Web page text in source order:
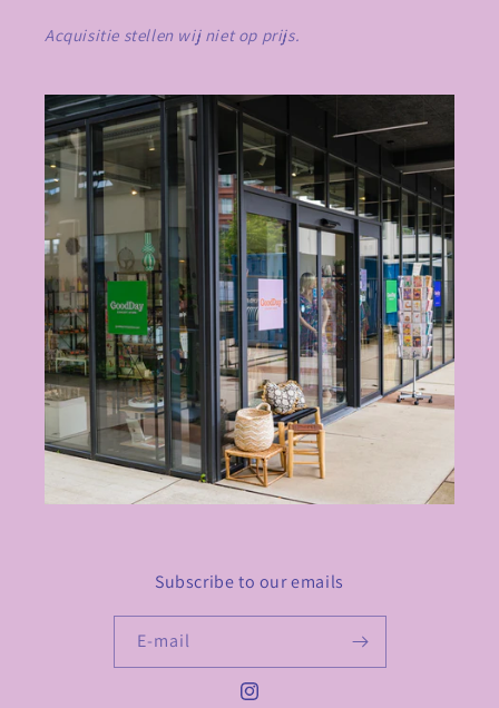
Acquisitie stellen wij niet op prijs.
Subscribe to our emails
E‑mail
Instagram